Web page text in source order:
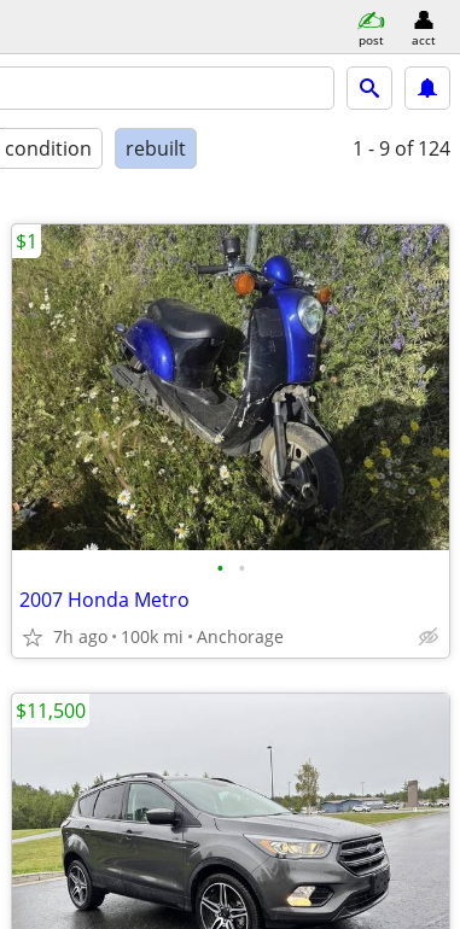
post acct
condition rebuilt 1 - 9 of 124
• •
2007 Honda Metro
7h ago 100k mi Anchorage
$1
$11,500